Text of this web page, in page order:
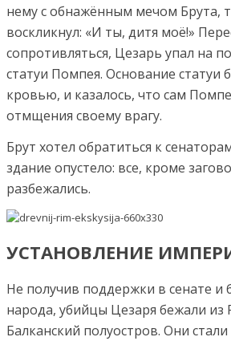
нему с обнажённым мечом Брута,
воскликнул: «И ты, дитя моё!»
сопротивляться, Цезарь упал на
статуи Помпея. Основание статуи
кровью, и казалось, что сам
отмщения своему врагу.
Брут хотел обратиться к
здание опустело: все, кроме
разбежались.
УСТАНОВЛЕНИЕ
Не получив поддержки в сенате и
народа, убийцы Цезаря бежали из
Балканский полуостров. Они